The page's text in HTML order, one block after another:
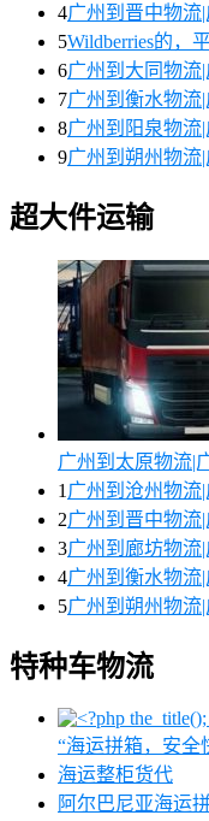
4广州到晋中物流
5Wildberries的，
6广州到大同物流
7广州到衡水物流
8广州到阳泉物流
9广州到朔州物流
超大件运输
广州到太原物流|
1 广州到沧州物流
2广州到晋中物流
3广州到廊坊物流
4广州到衡水物流
5广州到朔州物流
特种车物流
“海运拼箱，安全
海运整柜货代
阿尔巴尼亚海运